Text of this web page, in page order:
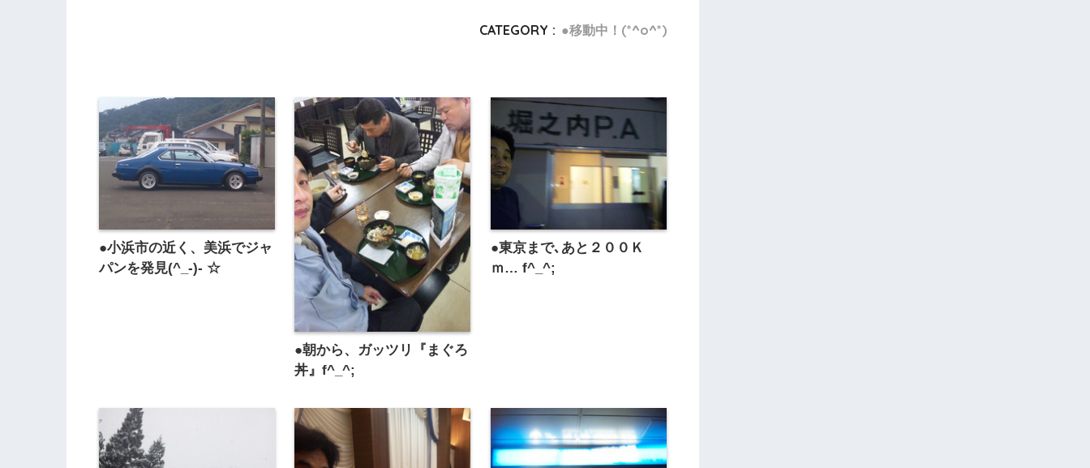
CATEGORY : ●移動中！(*^o^*)
●小浜市の近く、美浜でジャ
パンを発見(^_-)- ☆
●朝から、ガッツリ『まぐろ
丼』f^_^;
●東京まで､あと２００Ｋ
ｍ… f^_^;